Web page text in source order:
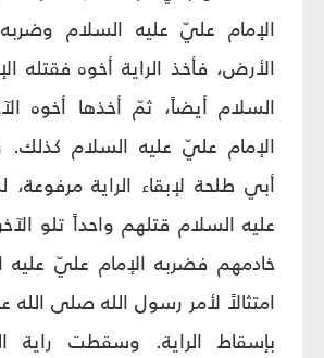
الإمام عليّ عليه السلام
الأرض، فأخذ الراية أخوه فقتله
السلام أيضاً، ثمّ أخذها أخوه
الإمام عليّ عليه السلام كذلك.
أبي طلحة لإبقاء الراية مرفوعة،
عليه السلام قتلهم واحداً تلو
خادمهم فضربه الإمام عليّ عليه
امتثالاً لأمر رسول الله صلى الله
بإسقاط الراية. وسقطت راية